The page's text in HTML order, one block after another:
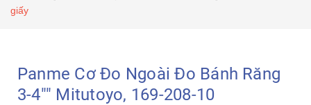
giấy
Panme Cơ Đo Ngoài Đo Bánh Răng
3-4"" Mitutoyo, 169-208-10